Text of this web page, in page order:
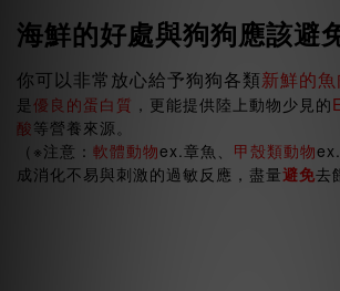
海鮮的好處與狗狗應該避
你可以非常放心給予狗狗各類新鮮的魚
是優良的蛋白質 ，更能提供陸上動物少見的
酸等營養來源。
（※注意： 軟體動物ex.章魚、 甲殼類動物
成消化不易與刺激的過敏反應，盡量避免去